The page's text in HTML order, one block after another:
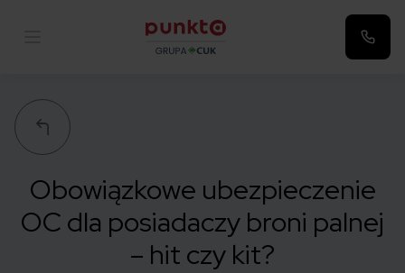
Obowiązkowe ubezpieczenie
OC dla posiadaczy broni palnej
– hit czy kit?